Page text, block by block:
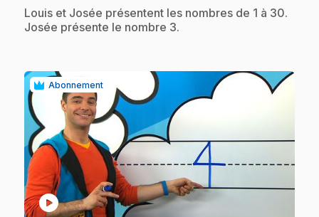
.Louis et Josée présentent les nombres de 1 à 30.
Josée présente le nombre 3.
Abonnement
play_circle